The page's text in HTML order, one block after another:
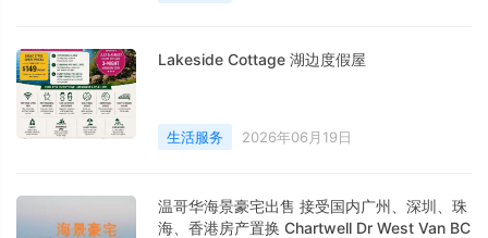
Lakeside Cottage 湖边度假屋
生活服务 2026年06月19日
温哥华海景豪宅出售 接受国内广州、深圳、珠
海、香港房产置换 Chartwell Dr West Van BC